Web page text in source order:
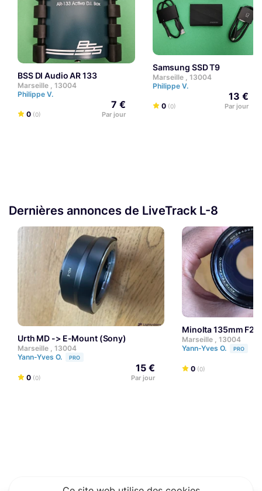
BSS DI Audio AR 133
Marseille , 13004
Philippe V.
0 (0)
7 €
Par jour
Samsung SSD T9
Marseille , 13004
Philippe V.
0 (0)
13 €
Par jour
Dernières annonces de LiveTrack L-8
Urth MD -> E-Mount (Sony)
Marseille , 13004
Yann-Yves O.
PRO
0 (0)
15 €
Par jour
Minolta 135mm
Marseille , 13004
Yann-Yves O.
PRO
0 (0)